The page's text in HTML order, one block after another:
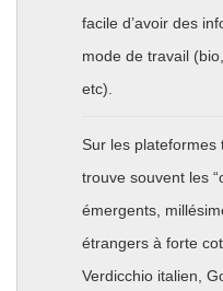
facile d’avoir des
mode de travail
etc).
Sur les plateformes
trouve souvent les
émergents,
étrangers à forte
Verdicchio italien,